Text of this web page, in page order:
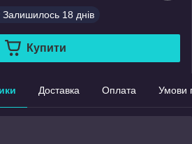
Залишилось 18 днів
Купити
Доставка Оплата Умови